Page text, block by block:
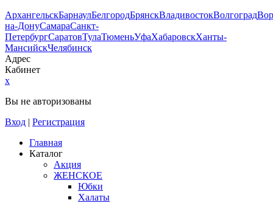
АрхангельскБарнаулБелгородБрянскВладивостокВолгоград
на-ДонуСамараСанкт-
ПетербургСаратовТулаТюменьУфаХабаровскХанты-
МансийскЧелябинск
Адрес
Кабинет
x
Вы не авторизованы
Вход | Регистрация
Главная
Каталог
Акция
ЖЕНСКОЕ
Юбки
Халаты